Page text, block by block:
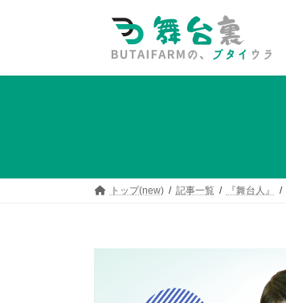
ツ
シ
トップ(new) 記事一覧 『舞台人』